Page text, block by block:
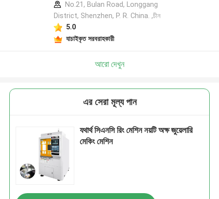
No.21, Bulan Road, Longgang
District, Shenzhen, P. R. China. ,চীন
5.0
যাচাইকৃত সরবরাহকারী
আরো দেখুন
এর সেরা মূল্য পান
যথার্থ সিএনসি রিং মেশিন নয়টি অক্ষ জুয়েলারি
মেকিং মেশিন